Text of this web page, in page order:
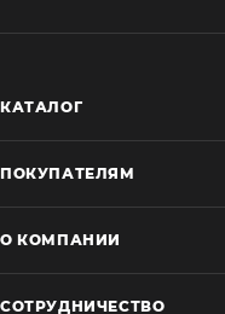
КАТАЛОГ
ПОКУПАТЕЛЯМ
О КОМПАНИИ
СОТРУДНИЧЕСТВО